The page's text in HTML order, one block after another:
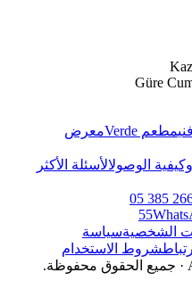
Güre
مطعم Verde
معرض
الوصولالأسئلة الأكثر
+90 266 385 05
55
الشخصيةسياسة
شروط الاستخدام